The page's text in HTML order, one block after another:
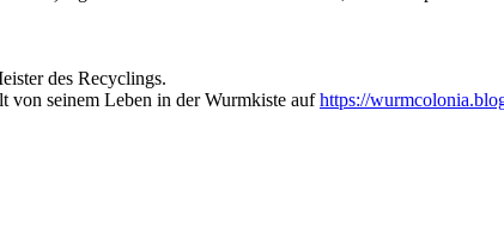
des Recyclings.
von seinem Leben in der Wurmkiste aufhttps://